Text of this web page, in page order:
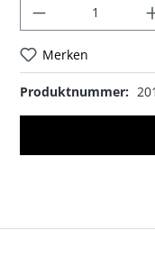
Merken
Produktnummer: